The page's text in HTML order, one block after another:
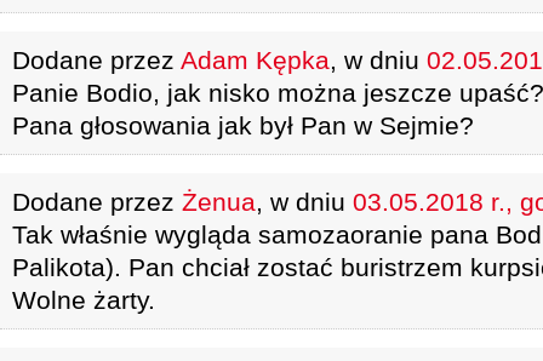
Dodane przez Adam Kępka, w dniu
Panie Bodio, jak nisko można jeszcze
Pana głosowania jak był Pan w Sejmie?
Dodane przez Żenua, w dniu 03.05.2018 r.,
Tak właśnie wygląda samozaoranie pana
Palikota). Pan chciał zostać buristrzem
Wolne żarty.